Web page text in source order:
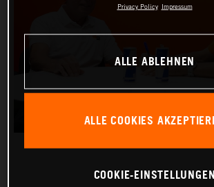
Privacy Policy Impressum
ALLE ABLEHNEN
ALLE COOKIES
COOKIE-EINSTELLUNGEN